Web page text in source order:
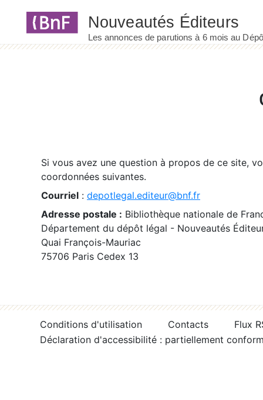
Si vous avez une question à propos de ce site,
coordonnées suivantes.
Courriel : depotlegal.editeur@bnf.fr
Adresse postale : Bibliothèque nationale de
Département du dépôt légal - Nouveautés
Quai François-Mauriac
75706 Paris Cedex 13
Conditions d'utilisation Contacts
Flux
Déclaration d'accessibilité : partiellement